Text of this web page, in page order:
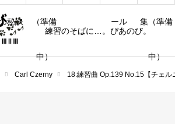
練習のそばに…。ぴあのび。
秘訣 （準備
中）
ール 集（準備
中）
Carl Czerny 18:練習曲 Op.139 No.15【チェ